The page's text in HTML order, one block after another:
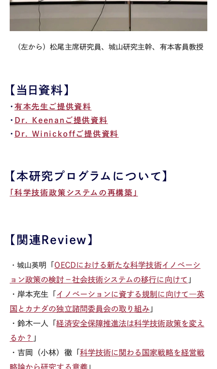
（左から）松尾主席研究員、城山研究主幹、有本客員教授
【当日資料】
・ 有本先生ご提供資料
・ Dr. Keenanご提供資料
・ Dr. Winickoffご提供資料
【本研究プログラムについて】
「科学技術政策システムの再構築」
【関連Review】
・城山英明「 OECDにおける新たな科学技術イノベーシ
ョン政策の検討－社会技術システムの移行に向けて 」
・岸本充生「 イノベーションに資する規制に向けて―英
国とカナダの独立諮問委員会の取り組み 」
・鈴木一人「経済安全保障推進法は科学技術政策を変え
るか？ 」
・吉岡（小林）徹「 科学技術に関わる国家戦略を経営戦
略論から研究する意義」